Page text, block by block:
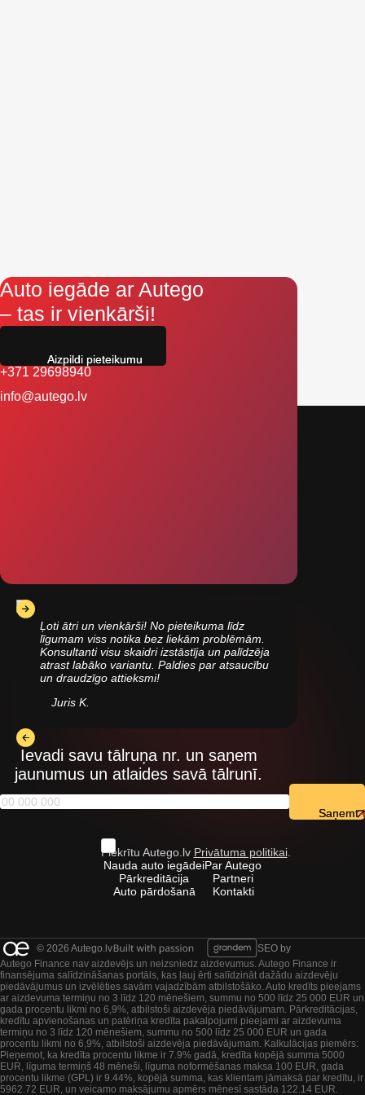
Auto iegāde ar Autego
– tas ir vienkārši!
+371 29698940
info@autego.lv
Ļoti ātri un vienkārši! No pieteikuma līdz
līgumam viss notika bez liekām problēmām.
Konsultanti visu skaidri izstāstīja un palīdzēja
atrast labāko variantu. Paldies par atsaucību
un draudzīgo attieksmi!
Juris K.
Ievadi savu tālruņa nr. un saņem
jaunumus un atlaides savā tālrunī.
Piekrītu Autego.lv Privātuma politikai.
Nauda auto iegādei
Pārkreditācija
Auto pārdošanā
Par Autego
Partneri
Kontakti
© 2026 Autego.lv
SEO by
Autego Finance nav aizdevējs un neizsniedz aizdevumus. Autego Finance ir
finansējuma salīdzināšanas portāls, kas ļauj ērti salīdzināt dažādu aizdevēju
piedāvājumus un izvēlēties savām vajadzībām atbilstošāko. Auto kredīts pieejams
ar aizdevuma termiņu no 3 līdz 120 mēnešiem, summu no 500 līdz 25 000 EUR un
gada procentu likmi no 6,9%, atbilstoši aizdevēja piedāvājumam. Pārkreditācijas,
kredītu apvienošanas un patēriņa kredīta pakalpojumi pieejami ar aizdevuma
termiņu no 3 līdz 120 mēnešiem, summu no 500 līdz 25 000 EUR un gada
procentu likmi no 6,9%, atbilstoši aizdevēja piedāvājumam. Kalkulācijas piemērs:
Pieņemot, ka kredīta procentu likme ir 7.9% gadā, kredīta kopējā summa 5000
EUR, līguma termiņš 48 mēneši, līguma noformēšanas maksa 100 EUR, gada
procentu likme (GPL) ir 9.44%, kopējā summa, kas klientam jāmaksā par kredītu, ir
5962.72 EUR, un veicamo maksājumu apmērs mēnesī sastāda 122.14 EUR.